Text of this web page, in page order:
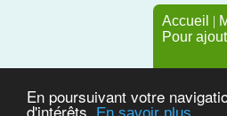
En poursuivant votre
d'intérêts.
Accueil |
Pour